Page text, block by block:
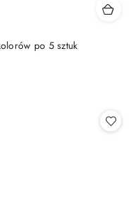
po 5 sztuk